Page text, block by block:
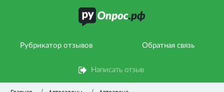
Рубрикатор отзывов Обратная связь
Написать отзыв